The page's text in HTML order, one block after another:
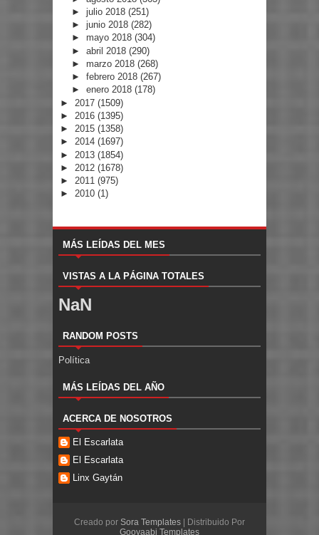
► julio 2018 (251)
► junio 2018 (282)
► mayo 2018 (304)
► abril 2018 (290)
► marzo 2018 (268)
► febrero 2018 (267)
► enero 2018 (178)
► 2017 (1509)
► 2016 (1395)
► 2015 (1358)
► 2014 (1697)
► 2013 (1854)
► 2012 (1678)
► 2011 (975)
► 2010 (1)
MÁS LEÍDAS DEL MES
VISTAS A LA PÁGINA TOTALES
NaN
RANDOM POSTS
Política
MÁS LEÍDAS DEL AÑO
ACERCA DE NOSOTROS
El Escarlata
El Escarlata
Linx Gaytán
Creado por Sora Templates | Distribuido Por
Gooyaabi Templates